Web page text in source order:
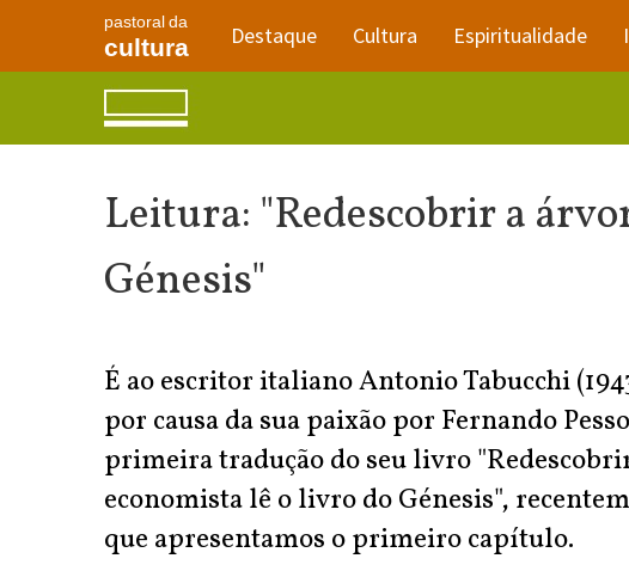
pastoral da
cultura Destaque Cultura Espiritualidade
Leitura: "Redescobrir a
Génesis"
É ao escritor italiano Antonio Tabucchi
por causa da sua paixão por Fernando
primeira tradução do seu livro
economista lê o livro do Génesis",
que apresentamos o primeiro capítulo.